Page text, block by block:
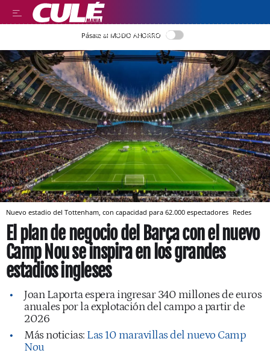
LEER EN CASTELLANO
Pásate al MODO AHORRO
Nuevo estadio del Tottenham, con capacidad para 62.000 espectadores Redes
El plan de negocio del Barça con el nuevo
Camp Nou se inspira en los grandes
estadios ingleses
Joan Laporta espera ingresar 340 millones de euros
anuales por la explotación del campo a partir de
2026
Más noticias: Las 10 maravillas del nuevo Camp
Nou